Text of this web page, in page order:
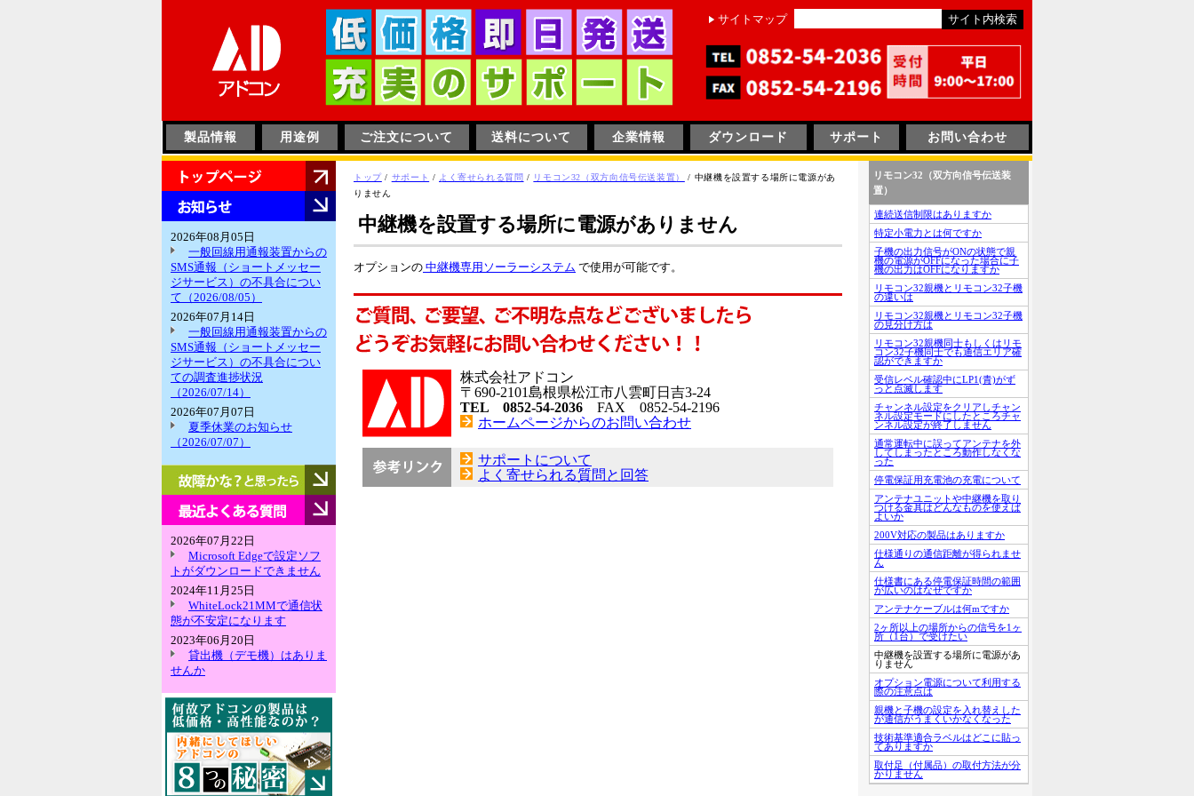
サイトマップ
製品情報 用途例 ご注文について 送料について 企業情報 ダウンロード サポート お問い合わせ
せ2026年08月05日
一般回線用通報装置からの
SMS通報（ショートメッセー
ジサービス）の不具合につい
て（2026/08/05）
2026年07月14日
一般回線用通報装置からの
SMS通報（ショートメッセー
ジサービス）の不具合につい
ての調査進捗状況
（2026/07/14）
2026年07月07日
夏季休業のお知らせ
（2026/07/07）
な？
思
っ
た
ら
く
あ
る
質
問
2026年07月22日
Microsoft Edgeで設定ソフ
トがダウンロードできません
2024年11月25日
WhiteLock21MMで通信状
態が不安定になります
2023年06月20日
貸出機（デモ機）はありま
せんか
現
在
位
トップ/ サポート / よく寄せられる質問 / リモコン32（双方向信号伝送装置） / 中継機を設置する場所に電源があ
りません
中継機を設置する場所に電源がありません
オプションの 中継機専用ソーラーシステム で使用が可能です。
株式会社アドコン
〒690-2101島根県松江市八雲町日吉3-24
TEL 0852-54-2036 FAX 0852-54-2196
ホームページからのお問い合わせ
サポートについて
よく寄せられる質問と回答
リモコン32（双方向信号伝送装
置）
連続送信制限はありますか
特定小電力とは何ですか
子機の出力信号がONの状態で親
機の電源がOFFになった場合に子
機の出力はOFFになりますか
リモコン32親機とリモコン32子機
の違いは
リモコン32親機とリモコン32子機
の見分け方は
リモコン32親機同士もしくはリモ
コン32子機同士でも通信エリア確
認ができますか
受信レベル確認中にLP1(青)がず
っと点滅します
チャンネル設定をクリアしチャン
ネル設定モードにしたところチャ
ンネル設定が終了しません
通常運転中に誤ってアンテナを外
してしまったところ動作しなくな
った
停電保証用充電池の充電について
アンテナユニットや中継機を取り
つける金具はどんなものを使えば
よいか
200V対応の製品はありますか
仕様通りの通信距離が得られませ
ん
仕様書にある停電保証時間の範囲
が広いのはなぜですか
アンテナケーブルは何mですか
2ヶ所以上の場所からの信号を1ヶ
所（1台）で受けたい
中継機を設置する場所に電源があ
りません
オプション電源について利用する
際の注意点は
親機と子機の設定を入れ替えした
が通信がうまくいかなくなった
技術基準適合ラベルはどこに貼っ
てありますか
取付足（付属品）の取付方法が分
かりません